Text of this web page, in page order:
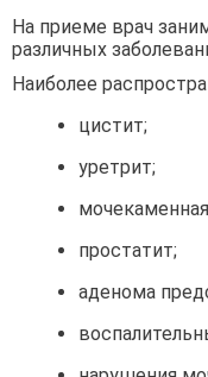
На приеме врач
различных
Наиболее
цистит;
уретрит;
простатит;
аденома